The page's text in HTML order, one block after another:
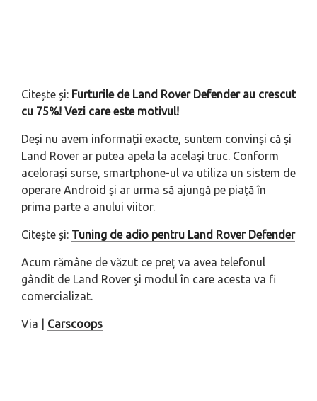
Citește și: Furturile de Land Rover Defender au crescut
cu 75%! Vezi care este motivul!
Deși nu avem informații exacte, suntem convinși că și
Land Rover ar putea apela la același truc. Conform
acelorași surse, smartphone-ul va utiliza un sistem de
operare Android și ar urma să ajungă pe piață în
prima parte a anului viitor.
Citește și: Tuning de adio pentru Land Rover Defender
Acum rămâne de văzut ce preț va avea telefonul
gândit de Land Rover și modul în care acesta va fi
comercializat.
Via | Carscoops